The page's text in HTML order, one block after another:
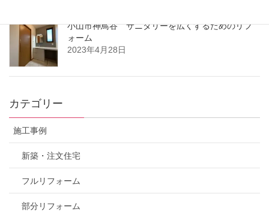
小山市神鳥谷 サニタリーを広くするためのリフ
ォーム
2023年4月28日
カテゴリー
施工事例
新築・注文住宅
フルリフォーム
部分リフォーム